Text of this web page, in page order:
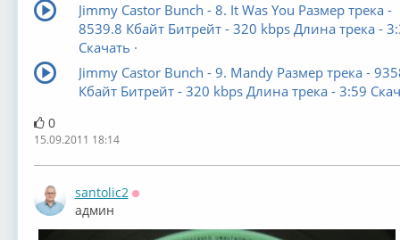
Jimmy Castor Bunch - 8. It Was You Размер трека -
8539.8 Кбайт Битрейт - 320 kbps Длина трека -
Скачать ·
Jimmy Castor Bunch - 9. Mandy Размер трека -
Кбайт Битрейт - 320 kbps Длина трека - 3:59
0
15.09.2011 18:14
santolic2
админ